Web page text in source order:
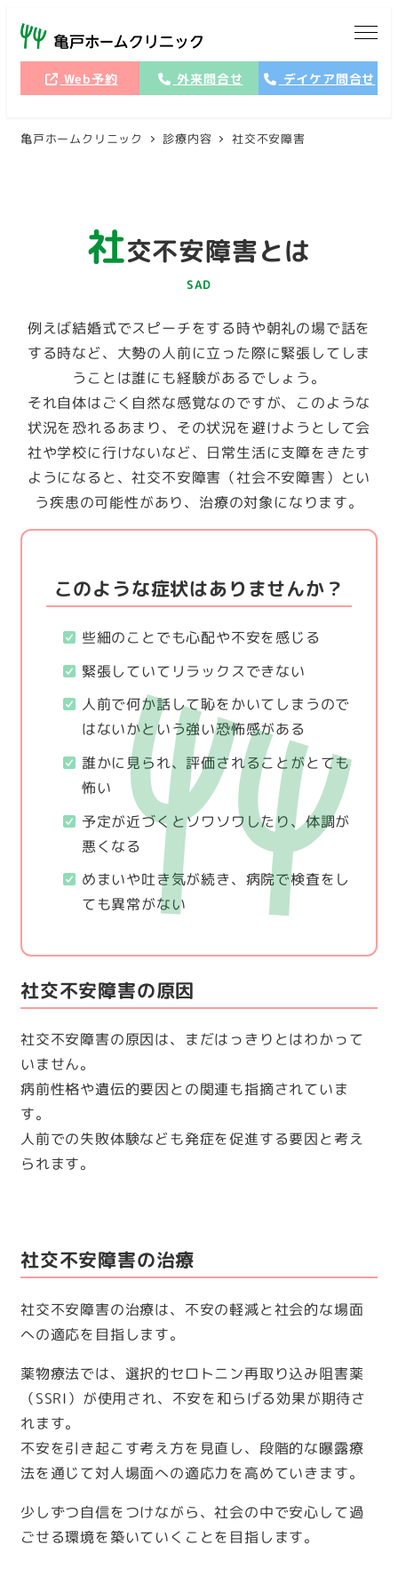
コ
Web予約 外来問合せ デイケア問合せ
亀戸ホームクリニック 診療内容 社交不安障害
SAD
社交不安障害とは
例えば結婚式でスピーチをする時や朝礼の場で話を
する時など、大勢の人前に立った際に緊張してしま
うことは誰にも経験があるでしょう。
それ自体はごく自然な感覚なのですが、このような
状況を恐れるあまり、その状況を避けようとして会
社や学校に行けないなど、日常生活に支障をきたす
ようになると、社交不安障害（社会不安障害）とい
う疾患の可能性があり、治療の対象になります。
このような症状はありませんか？
些細のことでも心配や不安を感じる
緊張していてリラックスできない
人前で何か話して恥をかいてしまうので
はないかという強い恐怖感がある
誰かに見られ、評価されることがとても
怖い
予定が近づくとソワソワしたり、体調が
悪くなる
めまいや吐き気が続き、病院で検査をし
ても異常がない
社交不安障害の原因
社交不安障害の原因は、まだはっきりとはわかって
いません。
病前性格や遺伝的要因との関連も指摘されていま
す。
人前での失敗体験なども発症を促進する要因と考え
られます。
社交不安障害の治療
社交不安障害の治療は、不安の軽減と社会的な場面
への適応を目指します。
薬物療法では、選択的セロトニン再取り込み阻害薬
（SSRI）が使用され、不安を和らげる効果が期待さ
れます。
不安を引き起こす考え方を見直し、段階的な曝露療
法を通じて対人場面への適応力を高めていきます。
少しずつ自信をつけながら、社会の中で安心して過
ごせる環境を築いていくことを目指します。